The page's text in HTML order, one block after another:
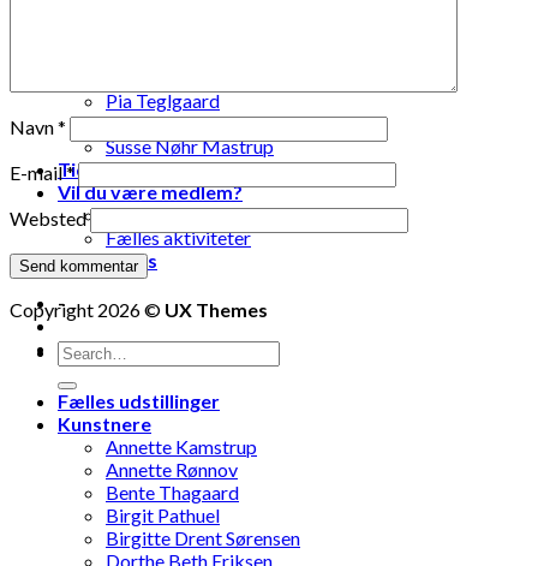
Pia Teglgaard
Stanley Graham
Susse Nøhr Mastrup
Tidligere udstillinger
Vil du være medlem?
Fælles oplevelser
Fælles aktiviteter
Kontakt os
-
-
Navn*
E-mail*
Websted
Copyright 2026 © UX Themes
Fælles udstillinger
Kunstnere
Annette Kamstrup
Annette Rønnov
Bente Thagaard
Birgit Pathuel
Birgitte Drent Sørensen
Dorthe Beth Eriksen